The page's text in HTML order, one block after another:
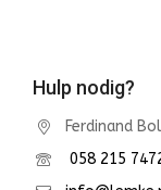
Hulp nodig?
Ferdinand
058 215